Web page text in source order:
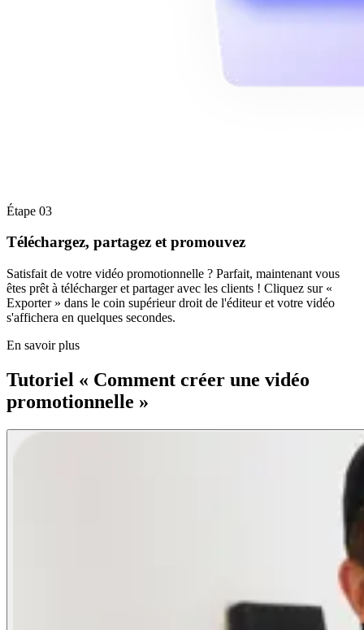
Étape 03
Téléchargez, partagez et promouvez
Satisfait de votre vidéo promotionnelle ? Parfait, maintenant vous
êtes prêt à télécharger et partager avec les clients ! Cliquez sur «
Exporter » dans le coin supérieur droit de l'éditeur et votre vidéo
s'affichera en quelques secondes.
En savoir plus
Tutoriel « Comment créer une vidéo
promotionnelle »